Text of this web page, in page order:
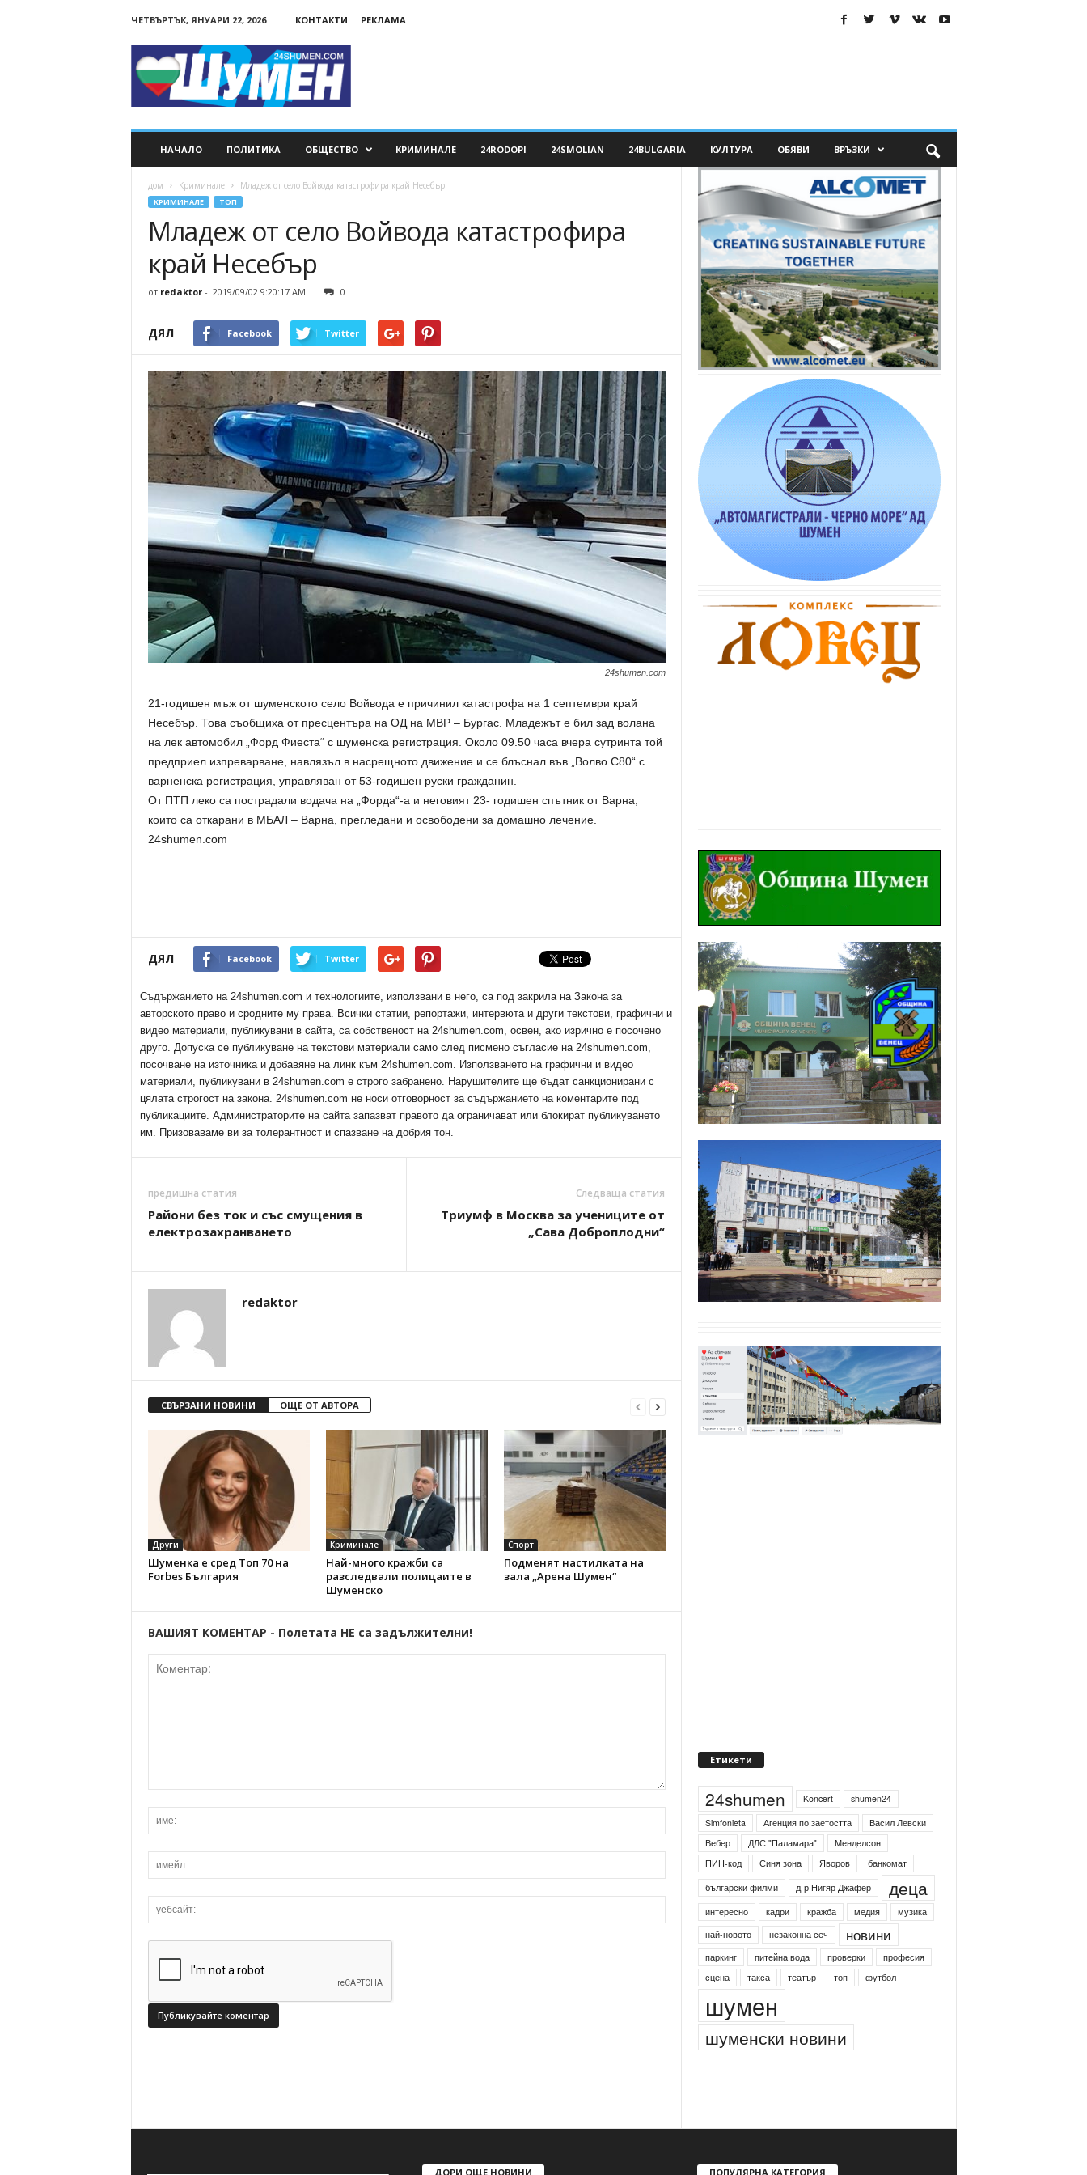
ЧЕТВЪРТЪК, ЯНУАРИ 22, 2026 КОНТАКТИ РЕКЛАМА
НАЧАЛО ПОЛИТИКА ОБЩЕСТВО КРИМИНАЛЕ 24RODOPI 24SMOLIAN 24BULGARIA КУЛТУРА ОБЯВИ ВРЪЗКИ
дом Криминале Младеж от село Войвода катастрофира край Несебър
КРИМИНАЛЕ ТОП
Младеж от село Войвода катастрофира
край Несебър
от redaktor- 2019/09/02 9:20:17 AM 0
ДЯЛ Facebook Twitter
24shumen.com
21-годишен мъж от шуменското село Войвода е причинил катастрофа на 1 септември край
Несебър. Това съобщиха от пресцентъра на ОД на МВР – Бургас. Младежът е бил зад волана
на лек автомобил „Форд Фиеста“ с шуменска регистрация. Около 09.50 часа вчера сутринта той
предприел изпреварване, навлязъл в насрещното движение и се блъснал във „Волво С80“ с
варненска регистрация, управляван от 53-годишен руски гражданин.
От ПТП леко са пострадали водача на „Форда“-а и неговият 23- годишен спътник от Варна,
които са откарани в МБАЛ – Варна, прегледани и освободени за домашно лечение.
24shumen.com
ДЯЛ Facebook Twitter
Съдържанието на 24shumen.com и технологиите, използвани в него, са под закрила на Закона за
авторското право и сродните му права. Всички статии, репортажи, интервюта и други текстови, графични и
видео материали, публикувани в сайта, са собственост на 24shumen.com, освен, ако изрично е посочено
друго. Допуска се публикуване на текстови материали само след писмено съгласие на 24shumen.com,
посочване на източника и добавяне на линк към 24shumen.com. Използването на графични и видео
материали, публикувани в 24shumen.com е строго забранено. Нарушителите ще бъдат санкционирани с
цялата строгост на закона. 24shumen.com не носи отговорност за съдържанието на коментарите под
публикациите. Администраторите на сайта запазват правото да ограничават или блокират публикуването
им. Призоваваме ви за толерантност и спазване на добрия тон.
предишна статия
Райони без ток и със смущения в
електрозахранването
Следваща статия
Триумф в Москва за учениците от
„Сава Доброплодни“
redaktor
СВЪРЗАНИ НОВИНИ ОЩЕ ОТ АВТОРА
Други
Шуменка е сред Топ 70 на
Forbes България
Криминале
Най-много кражби са
разследвали полицаите в
Шуменско
Спорт
Подменят настилката на
зала „Арена Шумен“
ВАШИЯТ КОМЕНТАР - Полетата НЕ са задължителни!
Етикети
24shumen Koncert
shumen24
Simfonieta
Агенция по заетостта
Васил Левски
Вебер
ДЛС "Паламара"
Менделсон
ПИН-код
Синя зона Яворов
банкомат
български филми
д-р Нигяр Джафер деца
интересно кадри кражба медия
музика
най-новото
незаконна сеч новини
паркинг питейна вода проверки
професия
сцена
такса театър топ футбол
шумен
шуменски новини
ДОРИ ОЩЕ НОВИНИ ПОПУЛЯРНА КАТЕГОРИЯ